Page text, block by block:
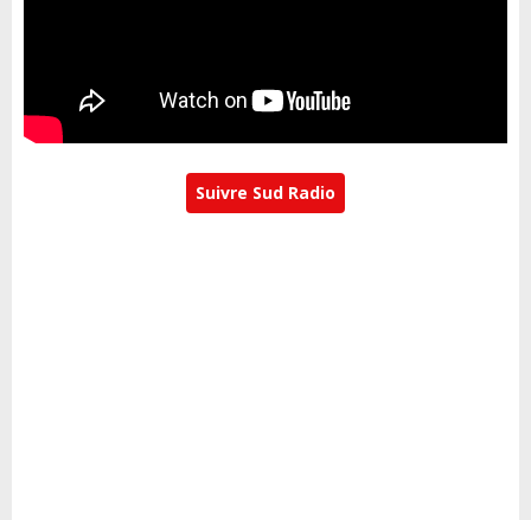
Suivre Sud Radio